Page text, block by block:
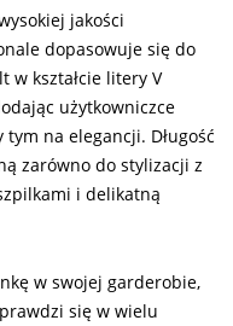
jakości
dopasowuje się do
w kształcie litery V
użytkowniczce
na elegancji. Długość
zarówno do stylizacji z
i delikatną
w swojej garderobie,
się w wielu